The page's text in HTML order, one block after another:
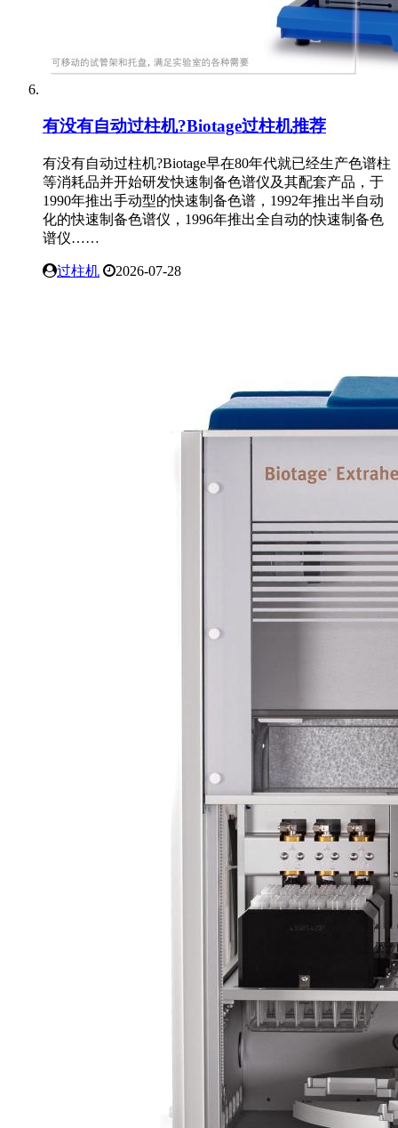
有没有自动过柱机?Biotage过柱机推荐
有没有自动过柱机?Biotage早在80年代就已经生产色谱柱
等消耗品并开始研发快速制备色谱仪及其配套产品，于
1990年推出手动型的快速制备色谱，1992年推出半自动
化的快速制备色谱仪，1996年推出全自动的快速制备色
谱仪……
过柱机 2026-07-28